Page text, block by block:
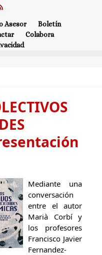
Asesor
Boletín
Colabora
Mediante una
conversación
entre el autor
Marià Corbí y
los profesores
Francisco Javier
Fernandez-